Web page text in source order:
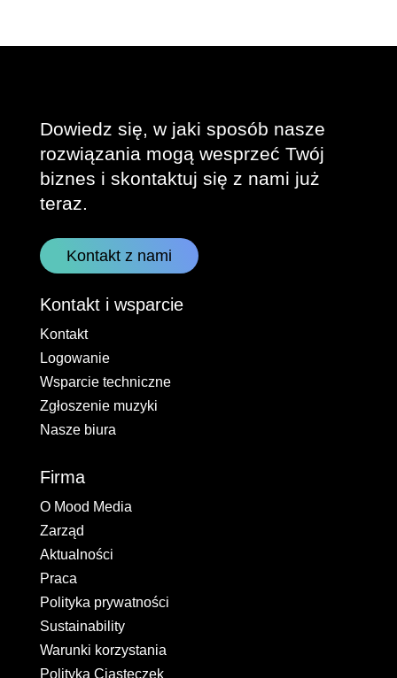
Dowiedz się, w jaki sposób nasze
rozwiązania mogą wesprzeć Twój
biznes i skontaktuj się z nami już
teraz.
Kontakt z nami
Kontakt i wsparcie
Kontakt
Logowanie
Wsparcie techniczne
Zgłoszenie muzyki
Nasze biura
Firma
O Mood Media
Zarząd
Aktualności
Praca
Polityka prywatności
Sustainability
Warunki korzystania
Polityka Ciasteczek